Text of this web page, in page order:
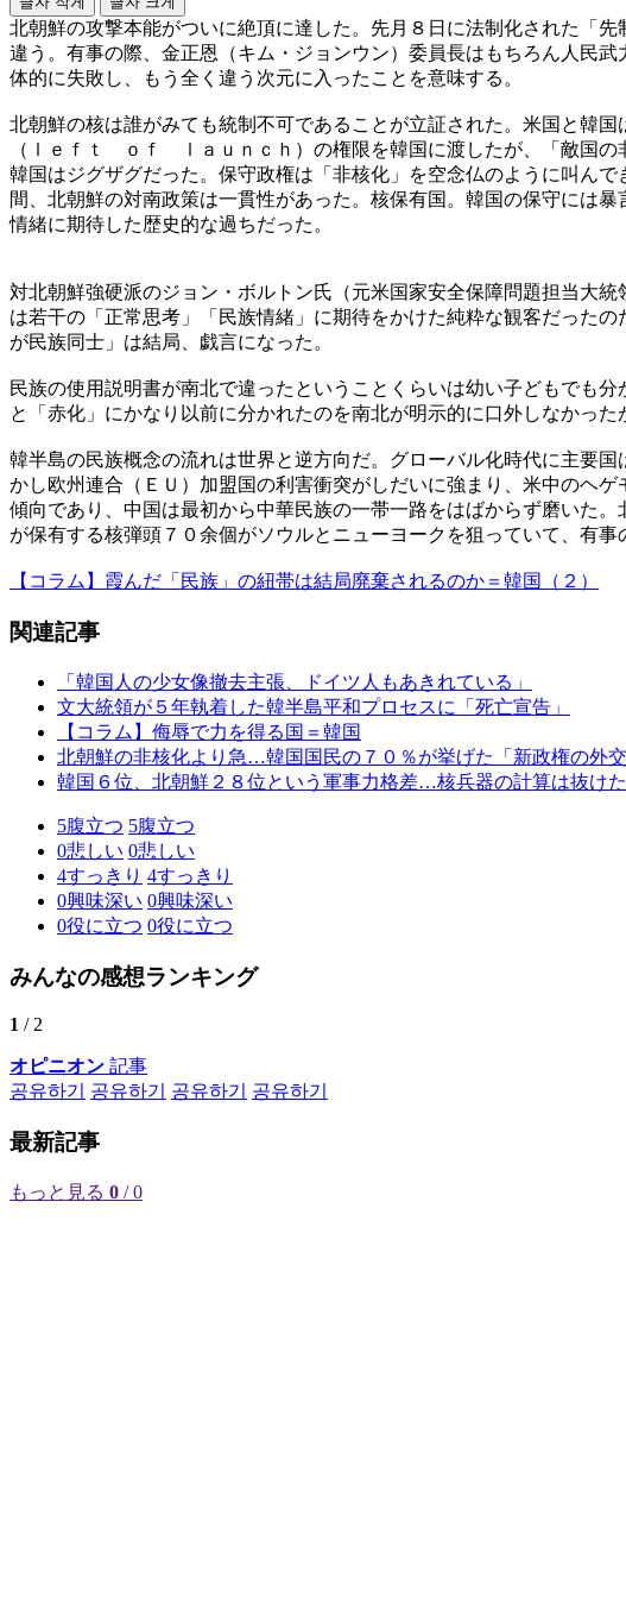
北朝鮮の攻撃本能がついに絶頂に達した。先月８日に法制化された「
違う。有事の際、金正恩（キム・ジョンウン）委員長はもちろん人民
体的に失敗し、もう全く違う次元に入ったことを意味する。
北朝鮮の核は誰がみても統制不可であることが立証された。米国と韓
（ｌｅｆｔ ｏｆ ｌａｕｎｃｈ）の権限を韓国に渡したが、「敵国の
韓国はジグザグだった。保守政権は「非核化」を空念仏のように叫ん
間、北朝鮮の対南政策は一貫性があった。核保有国。韓国の保守には
情緒に期待した歴史的な過ちだった。
対北朝鮮強硬派のジョン・ボルトン氏（元米国家安全保障問題担当大
は若干の「正常思考」「民族情緒」に期待をかけた純粋な観客だった
が民族同士」は結局、戯言になった。
民族の使用説明書が南北で違ったということくらいは幼い子どもでも
と「赤化」にかなり以前に分かれたのを南北が明示的に口外しなかっ
韓半島の民族概念の流れは世界と逆方向だ。グローバル化時代に主要
かし欧州連合（ＥＵ）加盟国の利害衝突がしだいに強まり、米中のヘ
傾向であり、中国は最初から中華民族の一帯一路をはばからず磨いた
が保有する核弾頭７０余個がソウルとニューヨークを狙っていて、有
【コラム】霞んだ「民族」の紐帯は結局廃棄されるのか＝韓国（２）
関連記事
「韓国人の少女像撤去主張、ドイツ人もあきれている」
文大統領が５年執着した韓半島平和プロセスに「死亡宣告」
【コラム】侮辱で力を得る国＝韓国
北朝鮮の非核化より急…韓国国民の７０％が挙げた「新政権の外
韓国６位、北朝鮮２８位という軍事力格差…核兵器の計算は抜けた
5腹立つ 5腹立つ
0悲しい 0悲しい
4すっきり 4すっきり
0興味深い 0興味深い
0役に立つ 0役に立つ
みんなの感想ランキング
1 / 2
オピニオン 記事
공유하기
공유하기 공유하기 공유하기
最新記事
もっと見る 0 / 0